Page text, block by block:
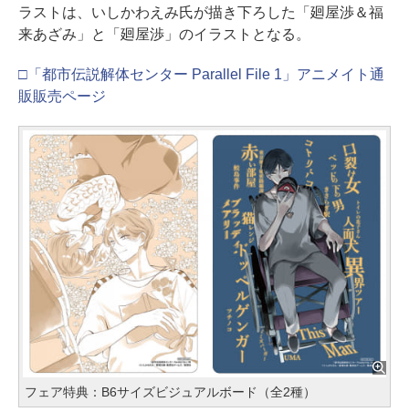
ラストは、いしかわえみ氏が描き下ろした「廻屋渉＆福
来あざみ」と「廻屋渉」のイラストとなる。
□「都市伝説解体センター Parallel File 1」アニメイト通
販販売ページ
フェア特典：B6サイズビジュアルボード（全2種）